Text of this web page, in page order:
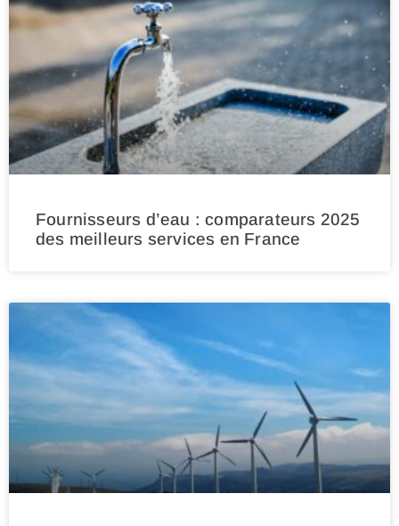
Fournisseurs d’eau : comparateurs 2025
des meilleurs services en France